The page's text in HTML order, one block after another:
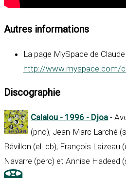
Autres informations
La page MySpace de
http://www.myspace.com/
Discographie
Calalou - 1996 - Djoa -
(pno), Jean-Marc Larché
Bévillon (el. cb), François Laizeau
Navarre (perc) et Annise Hadeed